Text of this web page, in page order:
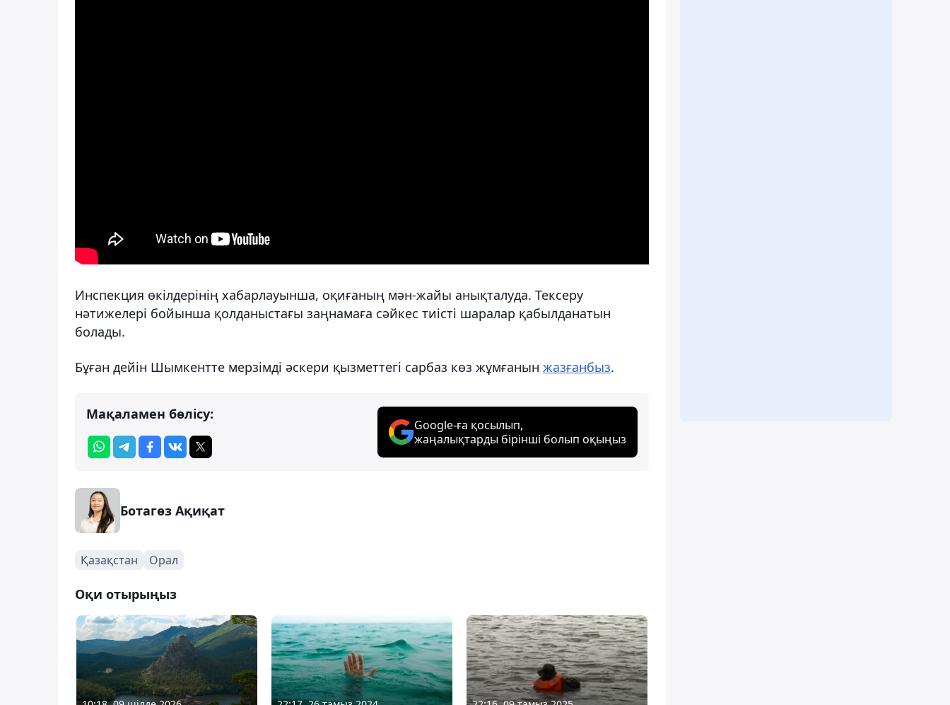
Инспекция өкілдерінің хабарлауынша, оқиғаның мән-жайы анықталуда. Тексеру
нәтижелері бойынша қолданыстағы заңнамаға сәйкес тиісті шаралар қабылданатын
болады.
Бұған дейін Шымкентте мерзімді әскери қызметтегі сарбаз көз жұмғанын жазғанбыз.
Мақаламен бөлісу:
Google-ға қосылып,
жаңалықтарды бірінші болып оқыңыз
Ботагөз Ақиқат
Қазақстан Орал
Оқи отырыңыз